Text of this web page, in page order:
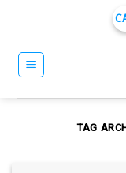
content
TAG